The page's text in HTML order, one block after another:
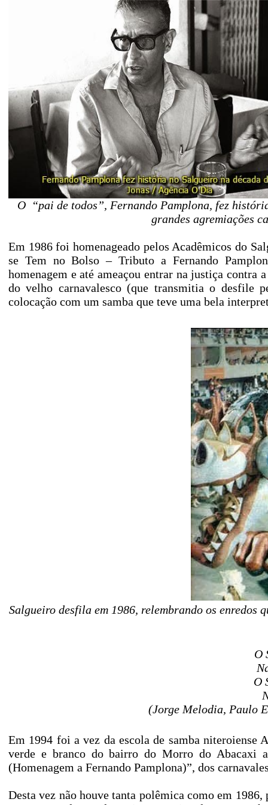
O “pai de todos”, Fernando Pamplona, fez
grandes agremiações
Em 1986 foi homenageado pelos Acadêmicos do
se Tem no Bolso – Tributo a Fernando
homenagem e até ameaçou entrar na justiça contra
do velho carnavalesco (que transmitia o desfile
colocação com um samba que teve uma bela
Salgueiro desfila em 1986, relembrando os
O
O
(Jorge Melodia, Paulo
Em 1994 foi a vez da escola de samba niteroiense
verde e branco do bairro do Morro do Abacaxi
(Homenagem a Fernando Pamplona)”, dos
Desta vez não houve tanta polêmica como em